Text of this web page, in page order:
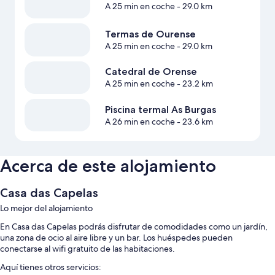
A 25 min en coche- 29.0 km
Termas de Ourense
A 25 min en coche- 29.0 km
Catedral de Orense
A 25 min en coche- 23.2 km
Piscina termal As Burgas
A 26 min en coche- 23.6 km
Acerca de este alojamiento
Casa das Capelas
Lo mejor del alojamiento
En Casa das Capelas podrás disfrutar de comodidades como un jardín,
una zona de ocio al aire libre y un bar. Los huéspedes pueden
conectarse al wifi gratuito de las habitaciones.
Aquí tienes otros servicios: